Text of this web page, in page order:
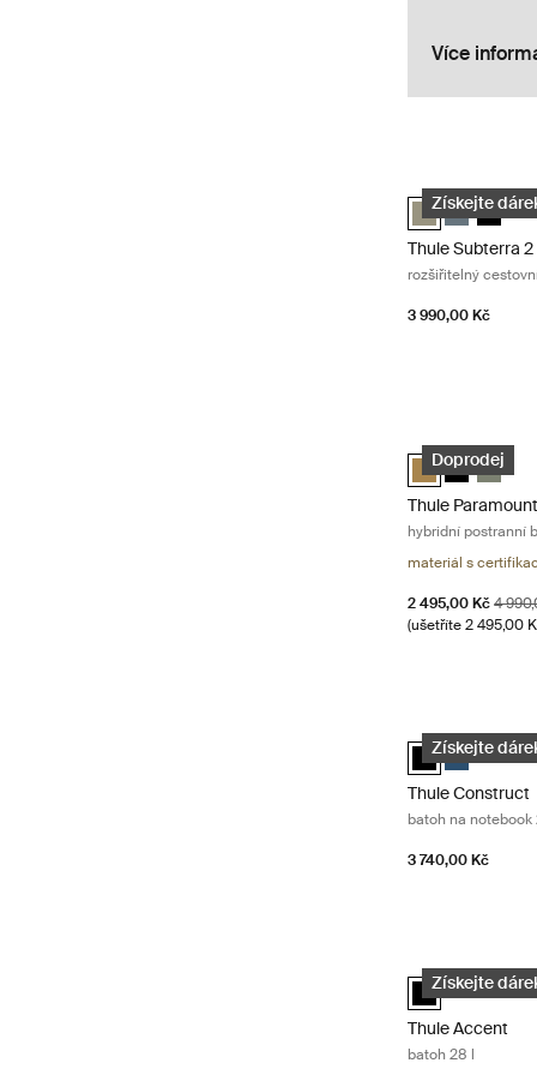
Více
Thule Subterra
Získejte
Thule Subterra
ThuleThule
Thule Subterra 2
rozšiřitelný
3 990,00 Kč
Thule
Doprodej
ThuleThuleThule
Thule Paramount
hybridní postranní
materiál s
Akční cena
2 495,00 Kč4
(ušetříte 2 495,00
Thule Construct
Získejte
Thule Construct
Thule
Thule Construct
batoh na notebook
3 740,00 Kč
Thule Accent
Získejte
Thule Accent
Thule Accent
batoh 28 l